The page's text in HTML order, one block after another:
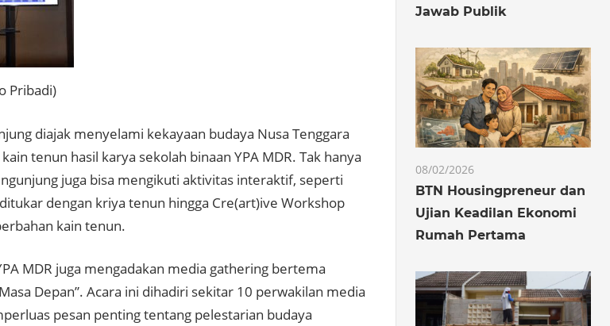
Pribadi)
diajak menyelami kekayaan budaya Nusa Tenggara
tenun hasil karya sekolah binaan YPA MDR. Tak hanya
juga bisa mengikuti aktivitas interaktif, seperti
dengan kriya tenun hingga Cre(art)ive Workshop
kain tenun.
MDR juga mengadakan media gathering bertema
Depan”. Acara ini dihadiri sekitar 10 perwakilan media
pesan penting tentang pelestarian budaya
Jawab Publik
08/02/2026
BTN Housingpreneur dan
Ujian Keadilan Ekonomi
Rumah Pertama